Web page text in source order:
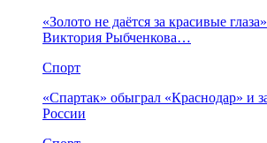
«Золото не даётся за красивые
Виктория Рыбченкова…
Спорт
«Спартак» обыграл «Краснодар» и
России